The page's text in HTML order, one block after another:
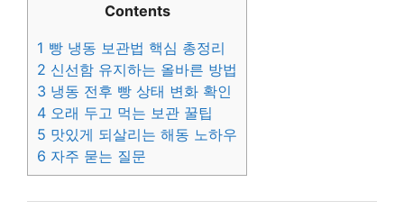
Contents
1 빵 냉동 보관법 핵심 총정리
2 신선함 유지하는 올바른 방법
3 냉동 전후 빵 상태 변화 확인
4 오래 두고 먹는 보관 꿀팁
5 맛있게 되살리는 해동 노하우
6 자주 묻는 질문